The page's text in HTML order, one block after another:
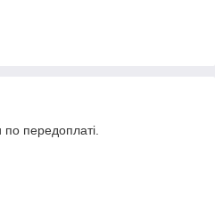
по передоплаті.